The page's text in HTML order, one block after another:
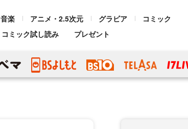
音楽 アニメ・2.5次元 グラビア
コミック
コミック試し読み プレゼント